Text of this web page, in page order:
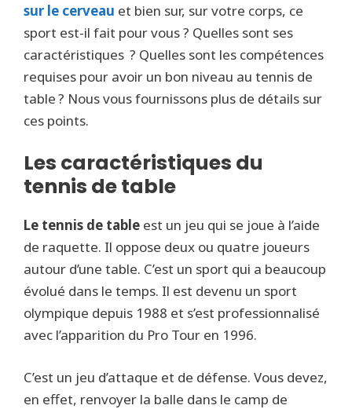
sur le cerveau et bien sur, sur votre corps, ce
sport est-il fait pour vous ? Quelles sont ses
caractéristiques ? Quelles sont les compétences
requises pour avoir un bon niveau au tennis de
table ? Nous vous fournissons plus de détails sur
ces points.
Les caractéristiques du
tennis de table
Le tennis de table est un jeu qui se joue à l’aide
de raquette. Il oppose deux ou quatre joueurs
autour d’une table. C’est un sport qui a beaucoup
évolué dans le temps. Il est devenu un sport
olympique depuis 1988 et s’est professionnalisé
avec l’apparition du Pro Tour en 1996.
C’est un jeu d’attaque et de défense. Vous devez,
en effet, renvoyer la balle dans le camp de